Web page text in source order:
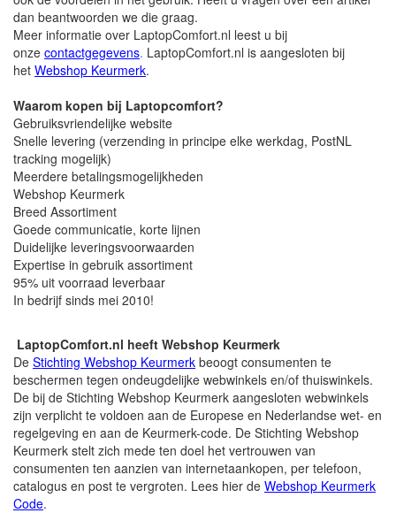
dan beantwoorden we die graag.
Meer informatie over LaptopComfort.nl leest u bij
onze contactgegevens. LaptopComfort.nl is aangesloten bij
het Webshop Keurmerk.
Waarom kopen bij Laptopcomfort?
Gebruiksvriendelijke website
Snelle levering (verzending in principe elke werkdag, PostNL
tracking mogelijk)
Meerdere betalingsmogelijkheden
Webshop Keurmerk
Breed Assortiment
Goede communicatie, korte lijnen
Duidelijke leveringsvoorwaarden
Expertise in gebruik assortiment
95% uit voorraad leverbaar
In bedrijf sinds mei 2010!
LaptopComfort.nl heeft Webshop Keurmerk
De Stichting Webshop Keurmerk beoogt consumenten te
beschermen tegen ondeugdelijke webwinkels en/of thuiswinkels.
De bij de Stichting Webshop Keurmerk aangesloten webwinkels
zijn verplicht te voldoen aan de Europese en Nederlandse wet- en
regelgeving en aan de Keurmerk-code. De Stichting Webshop
Keurmerk stelt zich mede ten doel het vertrouwen van
consumenten ten aanzien van internetaankopen, per telefoon,
catalogus en post te vergroten. Lees hier de Webshop Keurmerk
Code.